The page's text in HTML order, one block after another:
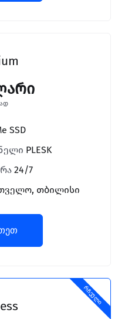
SSD
PLESK
24/7
თბილისი
რჩეული